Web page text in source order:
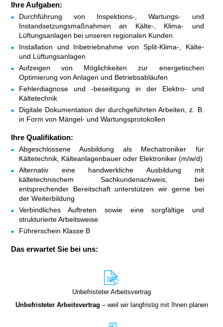
Ihre Aufgaben:
Durchführung von Inspektions-, Wartungs- und
Instandsetzungsmaßnahmen an Kälte-, Klima- und
Lüftungsanlagen bei unseren regionalen Kunden
Installation und Inbetriebnahme von Split-Klima-, Kälte-
und Lüftungsanlagen
Aufzeigen von Möglichkeiten zur energetischen
Optimierung von Anlagen und Betriebsabläufen
Fehlerdiagnose und -beseitigung in der Elektro- und
Kältetechnik
Digitale Dokumentation der durchgeführten Arbeiten, z. B.
in Form von Mängel- und Wartungsprotokollen
Ihre Qualifikation:
Abgeschlossene Ausbildung als Mechatroniker für
Kältetechnik, Kälteanlagenbauer oder Elektroniker (m/w/d)
Alternativ eine handwerkliche Ausbildung mit
kältetechnischem Sachkundenachweis; bei
entsprechender Bereitschaft unterstützen wir gerne bei
der Weiterbildung
Verbindliches Auftreten sowie eine sorgfältige und
strukturierte Arbeitsweise
Führerschein Klasse B
Das erwartet Sie bei uns:
Unbefristeter Arbeitsvertrag
Unbefristeter Arbeitsvertrag – weil wir langfristig mit Ihnen planen